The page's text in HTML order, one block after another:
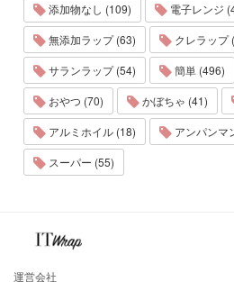
添加物なし (109)
電子レンジ
無添加ラップ (63)
クレラップ
サランラップ (54)
簡単 (496)
おやつ (70)
かぼちゃ (41)
アルミホイル (18)
アンパンマ
スーパー (55)
運営会社